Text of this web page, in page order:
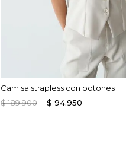
Camisa strapless con botones
$189.900 $ 94.950